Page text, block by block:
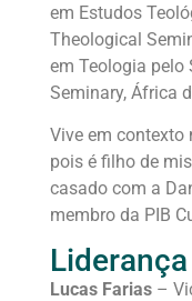
em Estudos
Theological
em Teologia pelo
Seminary, África
Vive em contexto
pois é filho de
casado com a
membro da PIB
Lucas Farias–